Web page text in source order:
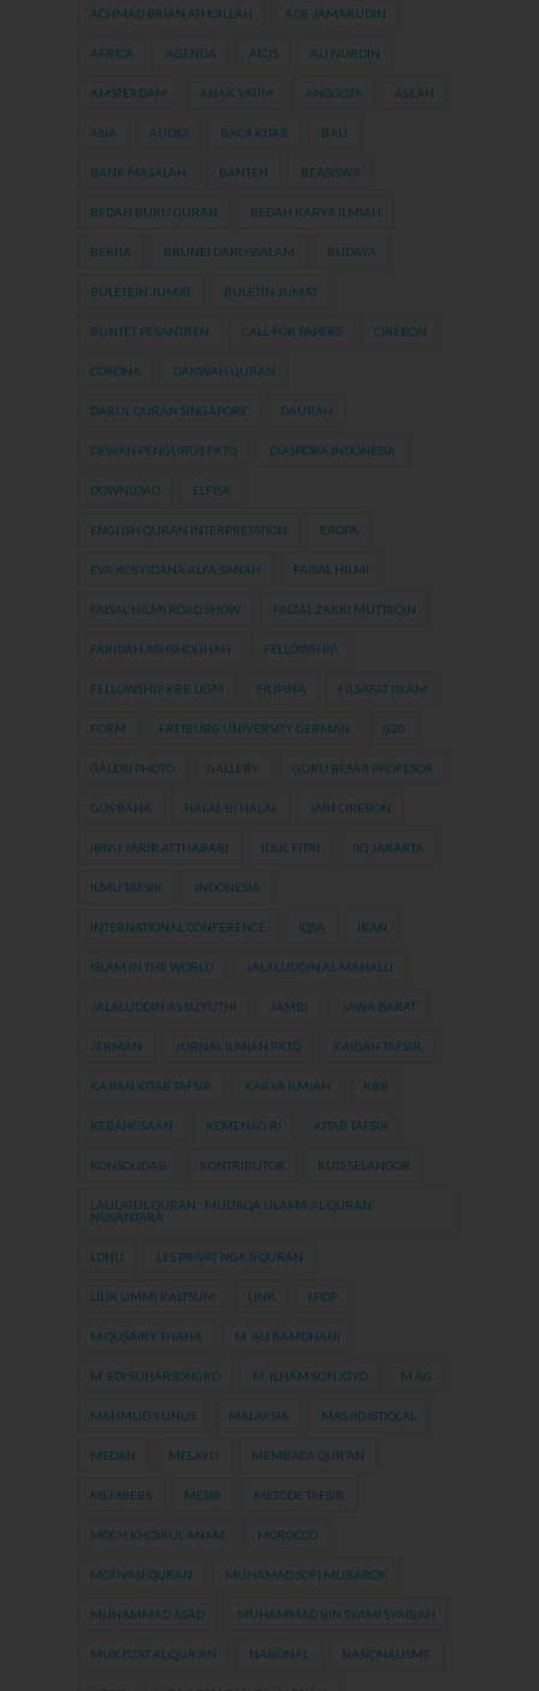
ACHMAD BRIAN ATHOILLAH ADE JAMARUDIN
AFRICA AGENDA AICIS ALI NURDIN
AMSTERDAM ANAK YATIM ANGGOTA ASEAN
ASIA AUDIO BACA KITAB BALI
BANK MASALAH BANTEN BEASISWA
BEDAH BUKU QURAN BEDAH KARYA ILMIAH
BERITA BRUNEI DARUSSALAM BUDAYA
BULETEIN JUMAT BULETIN JUMAT
BUNTET PESANTREN CALL FOR PAPERS CIREBON
CORONA DAKWAH QURAN
DARUL QURAN SINGAPORE DAURAH
DEWAN PENGURUS PKTQ DIASPORA INDONESIA
DOWNLOAD ELFISA
ENGLISH QURAN INTERPRETATION EROPA
EVA ROSYIDANA ALFA SANAH FAISAL HILMI
FAISAL HILMI ROAD SHOW FAIZAL ZAKKI MUTTAQIN
FARIDAH ASHSHOLIHAH FELLOWSHIP
FELLOWSHIP KBB UGM FILIPINA FILSAFAT ISLAM
FORM FREIBURG UNIVERSITY GERMAN G20
GALERI PHOTO GALLERY GURU BESAR PROFESOR
GUS BAHA HALAL BI HALAL IAIN CIREBON
IBNU JARIR AT-THABARI IDUL FITRI IIQ JAKARTA
ILMU TAFSIR INDONESIA
INTERNATIONAL CONFERENCE IQSA IRAN
ISLAM IN THE WORLD JALALUDDIN AL MAHALLI
JALALUDDIN AS SUYUTHI JAMBI JAWA BARAT
JERMAN JURNAL ILMIAH PKTQ KAIDAH TAFSIR
KAJIAN KITAB TAFSIR KARYA ILMIAH KBB
KEBANGSAAN KEMENAG RI KITAB TAFSIR
KONSOLIDASI KONTRIBUTOR KUIS SELANGOR
LALILATUL QURAN : MULTAQA ULAMA AL-QURAN
NUSANTARA
LDNU LES PRIVAT NGAJI QURAN
LILIK UMMI KALTSUM LINK LPDP
M QUSAIRY THAHA M. ALI RAMDHANI
M. EDI SUHARSONGKO M. ILHAM SUNJOYO M.AG
MAHMUD YUNUS MALAYSIA MASJID ISTIQLAL
MEDAN MELAYU MEMBACA QUR'AN
MEMBERS MESIR METODE TAFSIR
MOCH KHOIRUL ANAM MOROCCO
MOTIVASI QURAN MUHAMAD SOFI MUBAROK
MUHAMMAD ASAD MUHAMMAD BIN SYAMI SYAIBAH
MUKJIZAT AL-QUR'AN NASIONAL NASIONALISME